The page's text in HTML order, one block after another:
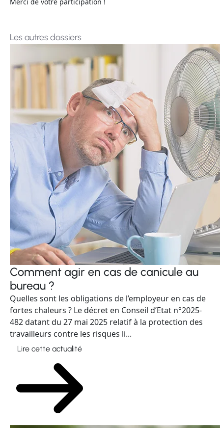
Comment agir en cas de canicule au
bureau ?
Quelles sont les obligations de l’employeur en cas de
fortes chaleurs ? Le décret en Conseil d’Etat n°2025-
482 datant du 27 mai 2025 relatif à la protection des
travailleurs contre les risques li...
Lire cette actualité